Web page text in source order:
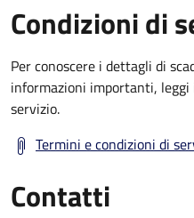
Condizioni di
Per conoscere i dettagli di
informazioni importanti,
servizio.
Termini e condizioni di
Contatti